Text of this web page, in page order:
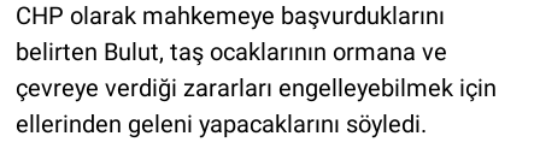
CHP olarak mahkemeye başvurduklarını
belirten Bulut, taş ocaklarının ormana ve
çevreye verdiği zararları engelleyebilmek için
ellerinden geleni yapacaklarını söyledi.